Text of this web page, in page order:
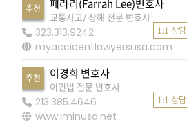
추천 페라리(Farrah Lee)변호사
교통사고/ 상해 전문 변호사
323.313.9242
myaccidentlawyersusa.com
1:1 상담
추천 이경희 변호사
이민법 전문 변호사
213.385.4646
www.iminusa.net
1:1 상담